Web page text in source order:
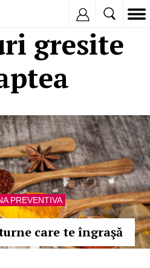
gresite
PREVENTIVA
care te îngraşă